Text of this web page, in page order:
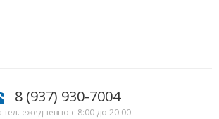
8 (937) 930-7004
тел. ежедневно с 8:00 до 20:00